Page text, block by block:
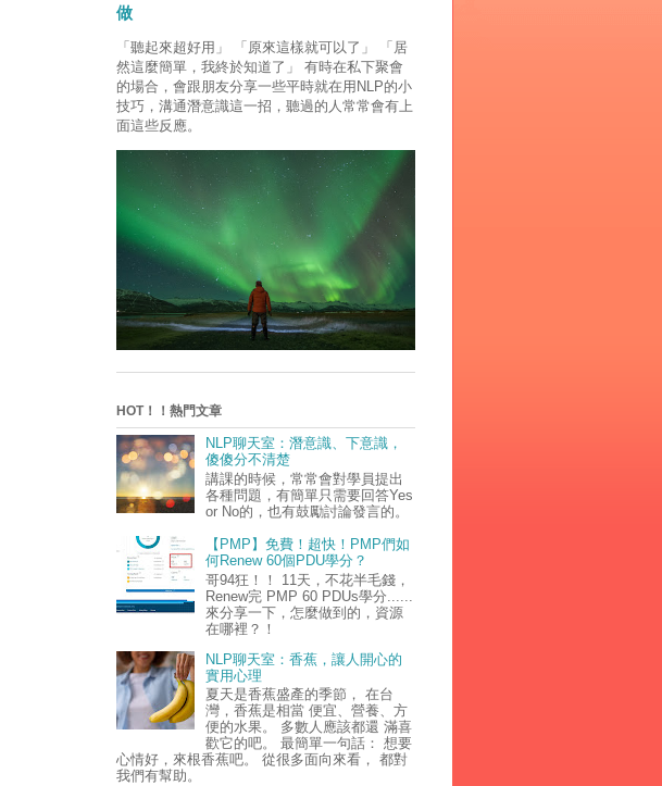
做
「聽起來超好用」 「原來這樣就可以了」 「居
然這麼簡單，我終於知道了」 有時在私下聚會
的場合，會跟朋友分享一些平時就在用NLP的小
技巧，溝通潛意識這一招，聽過的人常常會有上
面這些反應。
HOT！！熱門文章
NLP聊天室：潛意識、下意識，
傻傻分不清楚
講課的時候，常常會對學員提出
各種問題，有簡單只需要回答Yes
or No的，也有鼓勵討論發言的。
【PMP】免費！超快！PMP們如
何Renew 60個PDU學分？
哥94狂！！ 11天，不花半毛錢，
Renew完 PMP 60 PDUs學分......
來分享一下，怎麼做到的，資源
在哪裡？！
NLP聊天室：香蕉，讓人開心的
實用心理
夏天是香蕉盛產的季節， 在台
灣，香蕉是相當 便宜、營養、方
便的水果。 多數人應該都還 滿喜
歡它的吧。 最簡單一句話： 想要
心情好，來根香蕉吧。 從很多面向來看， 都對
我們有幫助。